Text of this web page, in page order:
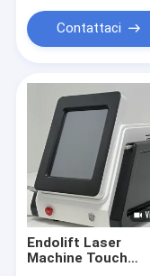
Contattaci
Endolift Laser
Machine Touch